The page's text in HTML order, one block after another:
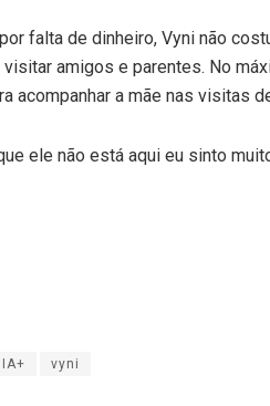
falta de dinheiro, Vyni não
amigos e parentes. No
acompanhar a mãe nas visitas
ele não está aqui eu sinto
vyni